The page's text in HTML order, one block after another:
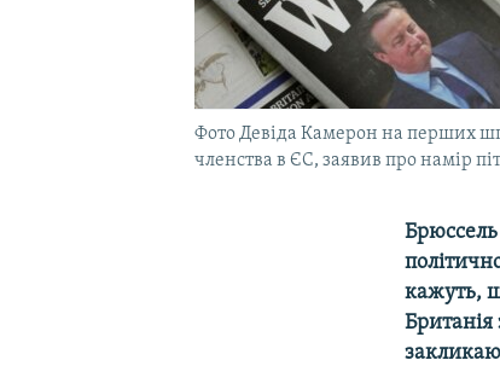
Фото Девіда Камерон на перших
членства в ЄС, заявив про намір
Брюссель
кажуть,